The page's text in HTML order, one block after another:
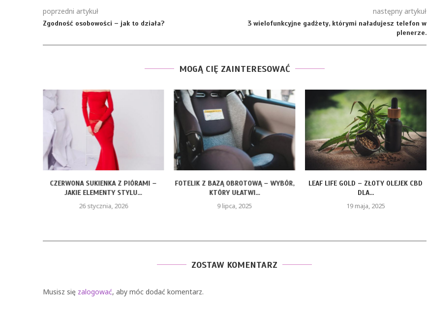
poprzedni artykuł
Zgodność osobowości – jak to działa?
następny artykuł
3 wielofunkcyjne gadżety, którymi naładujesz telefon w
plenerze.
MOGĄ CIĘ ZAINTERESOWAĆ
CZERWONA SUKIENKA Z PIÓRAMI –
JAKIE ELEMENTY STYLU...
26 stycznia, 2026
FOTELIK Z BAZĄ OBROTOWĄ – WYBÓR,
KTÓRY UŁATWI...
9 lipca, 2025
LEAF LIFE GOLD – ZŁOTY OLEJEK CBD
DLA...
19 maja, 2025
ZOSTAW KOMENTARZ
Musisz się zalogować, aby móc dodać komentarz.